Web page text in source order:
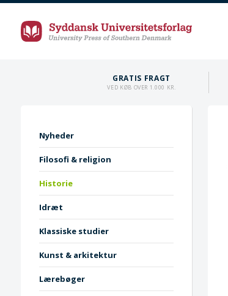
GRATIS FRAGT
VED KØB OVER 1.000 KR.
Nyheder
Filosofi & religion
Historie
Idræt
Klassiske studier
Kunst & arkitektur
Lærebøger